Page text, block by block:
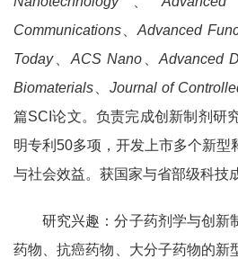
Communications 、Advanced
Today、 ACS Nano、Advanced
Biomaterials
Journal of
篇SCI论文。负责完成创新制剂研
明专利 50多项，开发上市多个新型
与社会效益。获国家与省部级科技
研究兴趣：分子药剂学与创新
药物、抗癌药物、大分子药物的新